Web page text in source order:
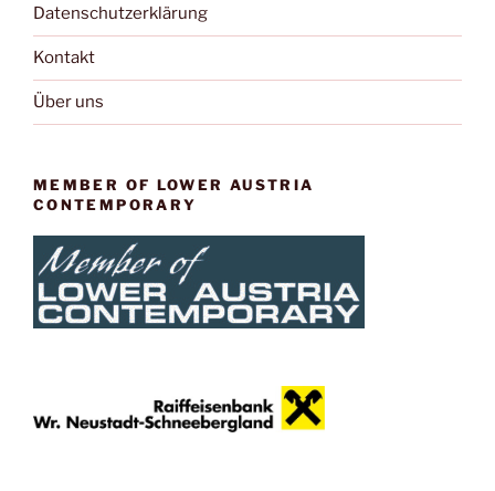
Datenschutzerklärung
Kontakt
Über uns
MEMBER OF LOWER AUSTRIA
CONTEMPORARY